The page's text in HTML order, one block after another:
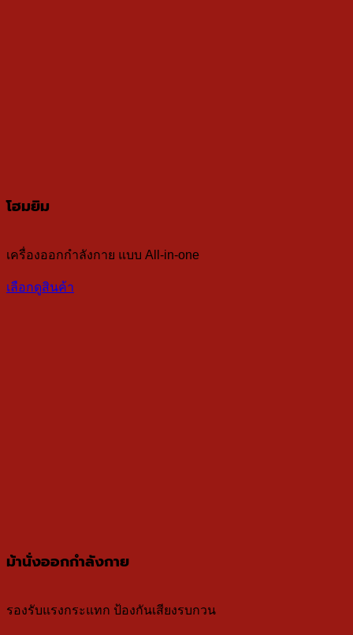
โฮมยิม
เครื่องออกกำลังกาย แบบ All-in-one
เลือกดูสินค้า
ม้านั่งออกกำลังกาย
รองรับแรงกระแทก ป้องกันเสียงรบกวน